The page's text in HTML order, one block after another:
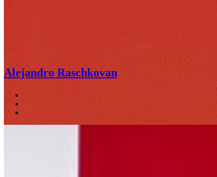
Alejandro Raschkovan